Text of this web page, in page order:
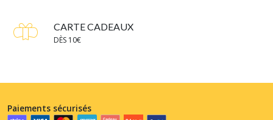
CARTE CADEAUX
DÈS 10€
Paiements sécurisés